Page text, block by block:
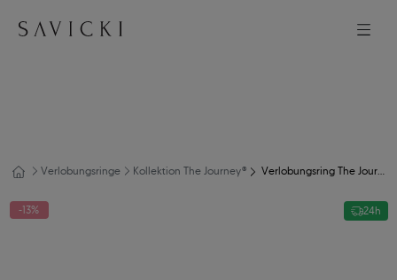
Verlobungsringe Kollektion The Journey® Verlobungsring The Journey: Zweifarbiges Gold, Schwarz Diamant
-13% 24h